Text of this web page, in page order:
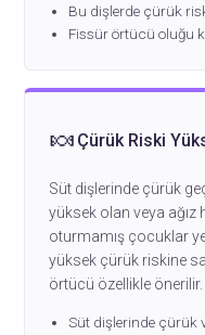
Bu dişlerde çürük
Fissür örtücü oluğu
🍬 Çürük Riski
Süt dişlerinde çürük
yüksek olan veya ağız
oturmamış çocuklar
yüksek çürük riskine
örtücü özellikle önerilir.
Süt dişlerinde çürük